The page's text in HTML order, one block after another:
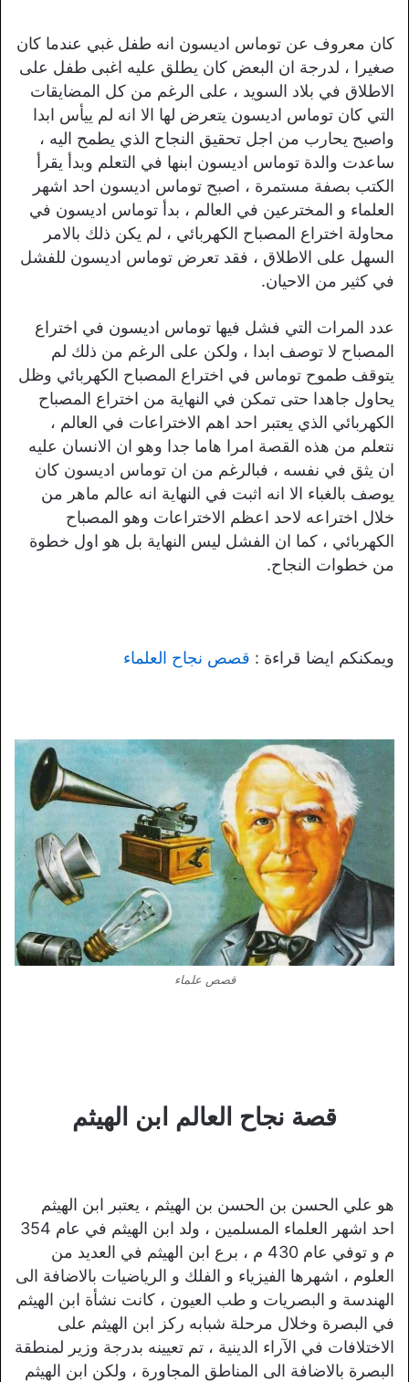
كان معروف عن توماس اديسون انه طفل غبي عندما كان
صغيرا ، لدرجة ان البعض كان يطلق عليه اغبى طفل على
الاطلاق في بلاد السويد ، على الرغم من كل المضايقات
التي كان توماس اديسون يتعرض لها الا انه لم ييأس ابدا
واصبح يحارب من اجل تحقيق النجاح الذي يطمح اليه ،
ساعدت والدة توماس اديسون ابنها في التعلم وبدأ يقرأ
الكتب بصفة مستمرة ، اصبح توماس اديسون احد اشهر
العلماء و المخترعين في العالم ، بدأ توماس اديسون في
محاولة اختراع المصباح الكهربائي ، لم يكن ذلك بالامر
السهل على الاطلاق ، فقد تعرض توماس اديسون للفشل
في كثير من الاحيان.
عدد المرات التي فشل فيها توماس اديسون في اختراع
المصباح لا توصف ابدا ، ولكن على الرغم من ذلك لم
يتوقف طموح توماس في اختراع المصباح الكهربائي وظل
يحاول جاهدا حتى تمكن في النهاية من اختراع المصباح
الكهربائي الذي يعتبر احد اهم الاختراعات في العالم ،
نتعلم من هذه القصة امرا هاما جدا وهو ان الانسان عليه
ان يثق في نفسه ، فبالرغم من ان توماس اديسون كان
يوصف بالغباء الا انه اثبت في النهاية انه عالم ماهر من
خلال اختراعه لاحد اعظم الاختراعات وهو المصباح
الكهربائي ، كما ان الفشل ليس النهاية بل هو اول خطوة
من خطوات النجاح.
ويمكنكم ايضا قراءة : قصص نجاح العلماء
قصص علماء
قصة نجاح العالم ابن الهيثم
هو علي الحسن بن الحسن بن الهيثم ، يعتبر ابن الهيثم
احد اشهر العلماء المسلمين ، ولد ابن الهيثم في عام 354
م و توفي عام 430 م ، برع ابن الهيثم في العديد من
العلوم ، اشهرها الفيزياء و الفلك و الرياضيات بالاضافة الى
الهندسة و البصريات و طب العيون ، كانت نشأة ابن الهيثم
في البصرة وخلال مرحلة شبابه ركز ابن الهيثم على
الاختلافات في الآراء الدينية ، تم تعيينه بدرجة وزير لمنطقة
البصرة بالاضافة الى المناطق المجاورة ، ولكن ابن الهيثم